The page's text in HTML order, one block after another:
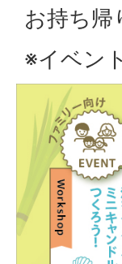
お持ち帰
※イベン